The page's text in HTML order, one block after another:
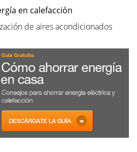
en calefacción
de aires acondicionados